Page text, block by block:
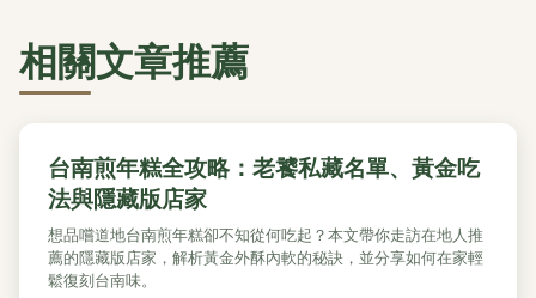
相關文章推薦
台南煎年糕全攻略：老饕私藏名單、黃金吃
法與隱藏版店家
想品嚐道地台南煎年糕卻不知從何吃起？本文帶你走訪在地人推
薦的隱藏版店家，解析黃金外酥內軟的秘訣，並分享如何在家輕
鬆復刻台南味。